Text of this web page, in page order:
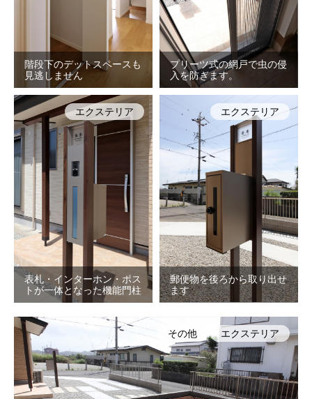
階段下のデットスペースも
見逃しません
プリーツ式の網戸で虫の侵
入を防ぎます。
表札・インターホン・ポス
トが一体となった機能門柱
エクステリア
郵便物を後ろから取り出せ
ます
エクステリア
その他 エクステリア